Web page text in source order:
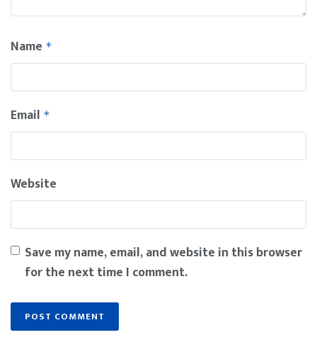
Name *
Email *
Website
Save my name, email, and website in this browser
for the next time I comment.